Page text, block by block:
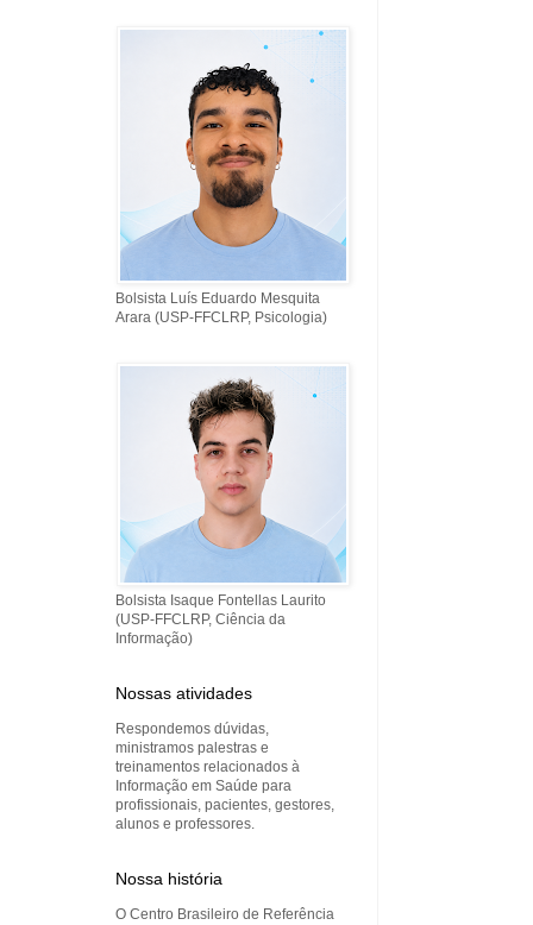
Bolsista Luís Eduardo Mesquita
Arara (USP-FFCLRP, Psicologia)
Bolsista Isaque Fontellas Laurito
(USP-FFCLRP, Ciência da
Informação)
Nossas atividades
Respondemos dúvidas,
ministramos palestras e
treinamentos relacionados à
Informação em Saúde para
profissionais, pacientes, gestores,
alunos e professores.
Nossa história
O Centro Brasileiro de Referência